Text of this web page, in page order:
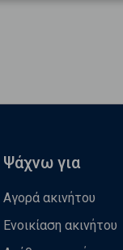
Ψάχνω για
Αγορά ακινήτου
Ενοικίαση ακινήτου